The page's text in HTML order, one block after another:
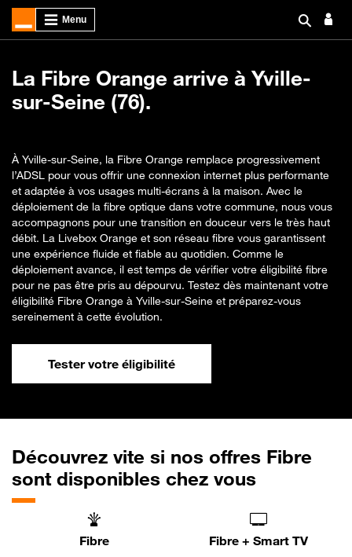
La Fibre Orange arrive à Yville-
sur-Seine (76).
À Yville-sur-Seine, la Fibre Orange remplace progressivement
l’ADSL pour vous offrir une connexion internet plus performante
et adaptée à vos usages multi-écrans à la maison. Avec le
déploiement de la fibre optique dans votre commune, nous vous
accompagnons pour une transition en douceur vers le très haut
débit. La Livebox Orange et son réseau fibre vous garantissent
une expérience fluide et fiable au quotidien. Comme le
déploiement avance, il est temps de vérifier votre éligibilité fibre
pour ne pas être pris au dépourvu. Testez dès maintenant votre
éligibilité Fibre Orange à Yville-sur-Seine et préparez-vous
sereinement à cette évolution.
Tester votre éligibilité
Découvrez vite si nos offres Fibre
sont disponibles chez vous
Fibre Fibre + Smart TV